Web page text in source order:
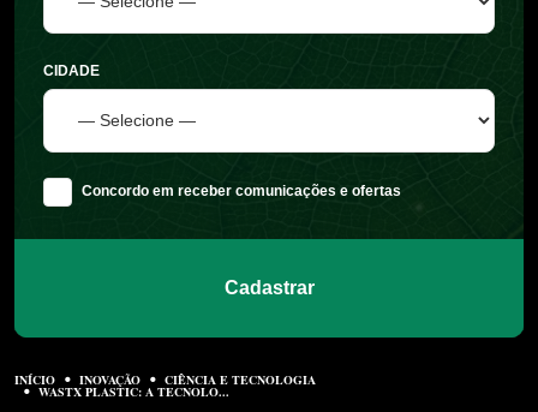
CIDADE
Concordo em receber comunicações e ofertas
Cadastrar
INÍCIO INOVAÇÃO CIÊNCIA E TECNOLOGIA
WASTX PLASTIC: A TECNOLO...